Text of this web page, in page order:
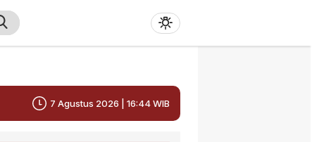
7 Agustus 2026 | 16:44 WIB